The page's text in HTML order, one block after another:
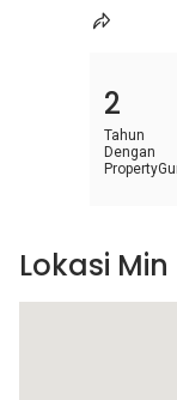
2
Tahun
Dengan
Lokasi